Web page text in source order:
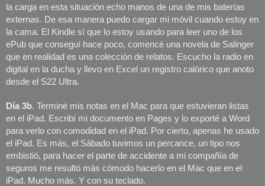
la carga en esta situación echo manos de una de mis baterías
externas. De esa manera puedo cargar mi móvil cuando estoy en
la cama. El Kindle sí que lo estoy usando para leer uno de los
ePub que conseguí hace poco, comencé una novela de Salinger
que en realidad es una colección de relatos. Escucho la radio en
digital en la ducha y llevo en Excel un registro calórico que anoto
desde el S22 Ultra.
Día 3b. Terminé mis notas en el Mac para que estuvieran listas
en el iPad. Escribí mi documento en Pages y lo exporté a Word
para verlo con comodidad en el iPad. Por cierto, apenas he usado
el iPad. Es más, el Sábado tuvimos un percance, un tipo nos
embistió, para hacer el parte de accidente a mi compañía de
seguros me resultó más cómodo hacerlo en el Mac que en el
iPad. Mucho más. Y con su teclado.